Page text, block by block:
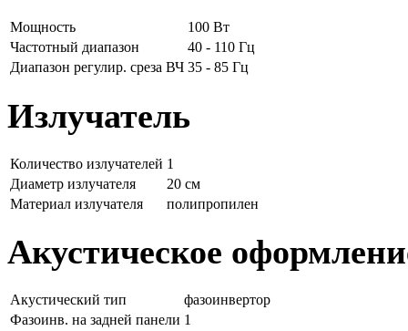
Мощность
100 Вт
Частотный диапазон
40 - 110 Гц
Диапазон регулир. среза ВЧ 35 - 85 Гц
Излучатель
Количество излучателей 1
Диаметр излучателя
20 см
Материал излучателя
полипропилен
Акустическое
Акустический тип
фазоинвертор
Фазоинв. на задней панели 1